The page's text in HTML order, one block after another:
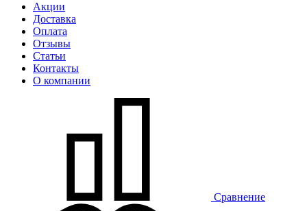
Акции
Доставка
Оплата
Отзывы
Статьи
Контакты
О компании
Сравнение